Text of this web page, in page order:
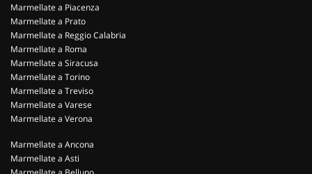
Marmellate a Piacenza
Marmellate a Prato
Marmellate a Reggio Calabria
Marmellate a Roma
Marmellate a Siracusa
Marmellate a Torino
Marmellate a Treviso
Marmellate a Varese
Marmellate a Verona
Marmellate a Ancona
Marmellate a Asti